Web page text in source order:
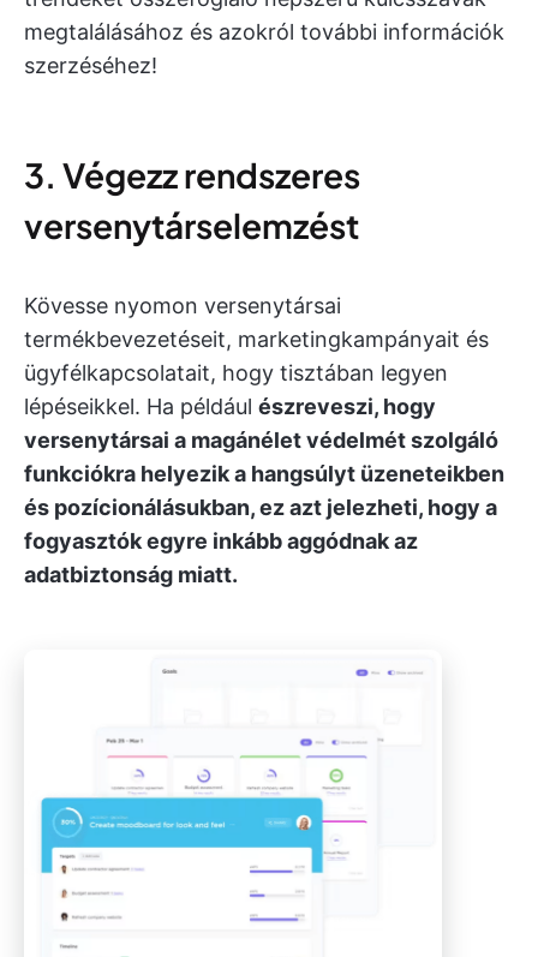
megtalálásához és azokról további információk
szerzéséhez!
3. Végezz rendszeres
versenytárselemzést
Kövesse nyomon versenytársai
termékbevezetéseit, marketingkampányait és
ügyfélkapcsolatait, hogy tisztában legyen
lépéseikkel. Ha például észreveszi, hogy
versenytársai a magánélet védelmét szolgáló
funkciókra helyezik a hangsúlyt üzeneteikben
és pozícionálásukban, ez azt jelezheti, hogy a
fogyasztók egyre inkább aggódnak az
adatbiztonság miatt.